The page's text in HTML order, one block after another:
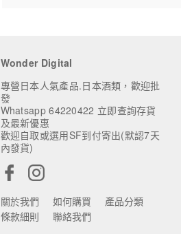
Wonder Digital
專營日本人氣產品.日本酒類，歡迎批
發
Whatsapp 64220422 立即查詢存貨
及最新優惠
歡迎自取或選用SF到付寄出(默認7天
內發貨)
關於我們 如何購買
產品分類
條款細則
聯絡我們